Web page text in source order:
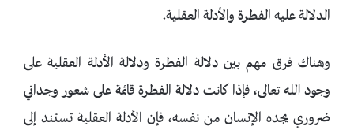
الدلالة عليه الفطرة والأدلة العقلية.
وهناك فرق مهم بين دلالة الفطرة ودلالة الأدلة العقلية على
وجود الله تعالى، فإذا كانت دلالة الفطرة قائمة على شعور وجداني
ضروري يجده الإنسان من نفسه، فإن الأدلة العقلية تستند إلى